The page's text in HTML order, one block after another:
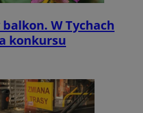
W Tychach
konkursu